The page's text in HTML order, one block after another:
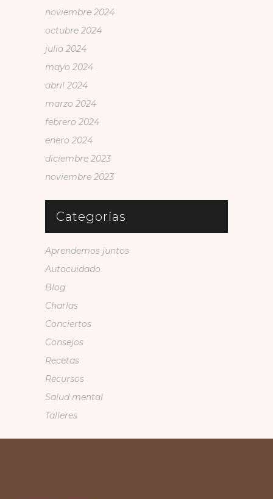
noviembre 2024
octubre 2024
julio 2024
mayo 2024
abril 2024
marzo 2024
febrero 2024
enero 2024
diciembre 2023
noviembre 2023
Categorías
Aprendemos juntos
Autocuidado
Blog
Charlas
Conciertos
Consejos
Recetas
Recursos
Salud mental
Talleres